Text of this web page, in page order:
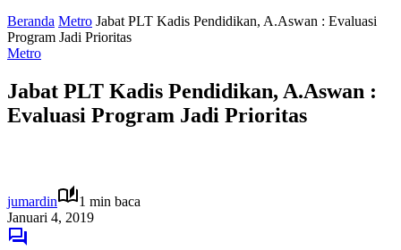
Beranda Metro Jabat PLT Kadis Pendidikan, A.Aswan : Evaluasi
Program Jadi Prioritas
Metro
Jabat PLT Kadis Pendidikan, A.Aswan :
Evaluasi Program Jadi Prioritas
jumardin
1 min baca
Januari 4, 2019